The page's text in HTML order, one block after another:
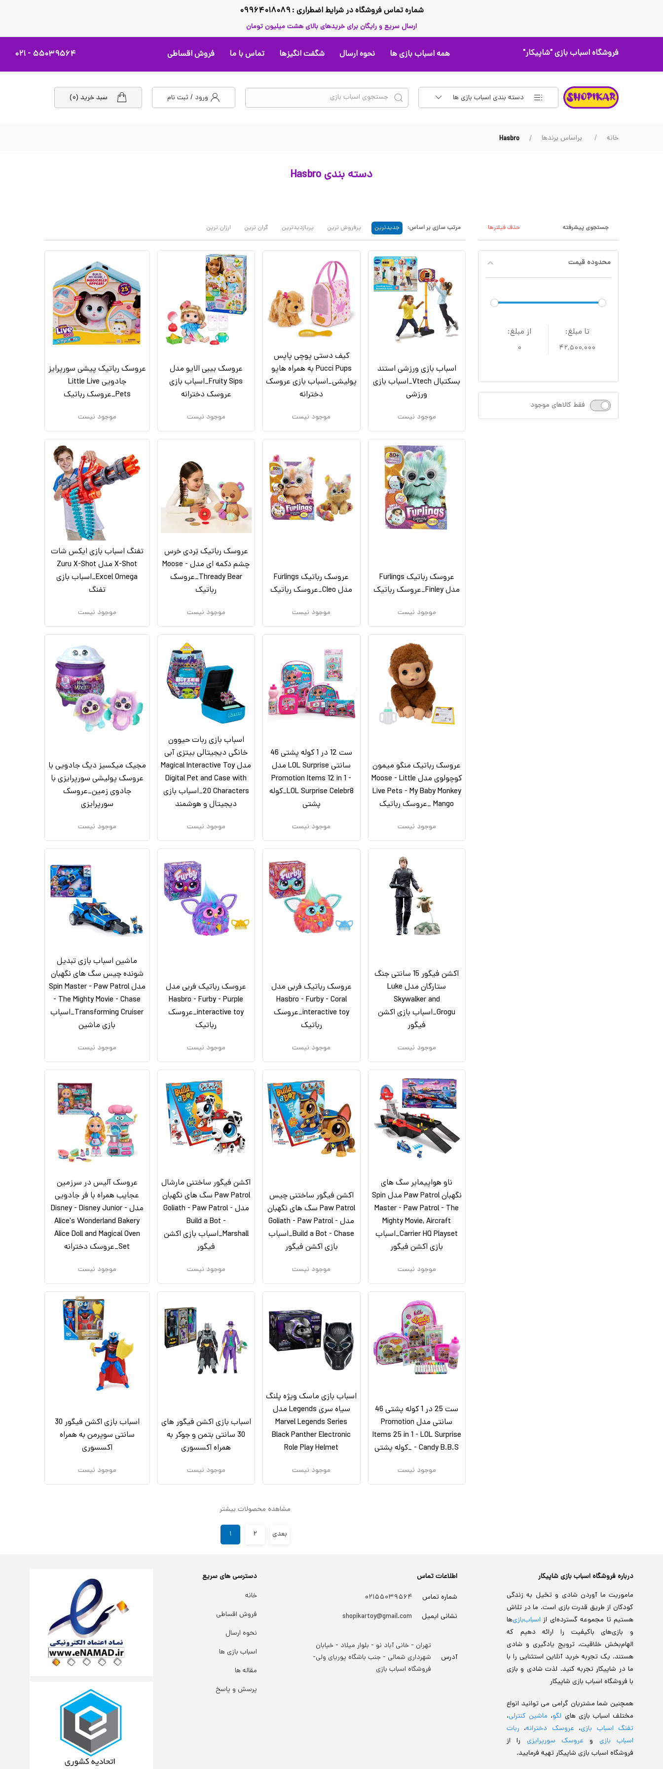
شماره تماس فروشگاه در شرایط اضطراری : ۰۹۹۶۴۰۱۸۰۸۹
ارسال سریع و رایگان برای خریدهای بالای هشت میلیون تومان
فروشگاه اسباب بازی"شاپیکار" همه اسباب بازی ها نحوه ارسال شگفت انگیزها تماس با ما فروش اقساطی ۵۵۰۳۹۵۶۴ - ۰۲۱
دسته بندی اسباب بازی ها ورود / ثبت نام سبد خرید (۰)
خانه براساس برندها Hasbro
دسته بندی Hasbro
جستجوی پیشرفته حذف فیلترها
محدوده قیمت
از مبلغ:
۰
تا مبلغ:
۴۲,۵۰۰,۰۰۰
فقط کالاهای موجود
مرتب سازی بر اساس: جدیدترین پرفروش ترین پربازدیدترین گران ترین ارزان ترین
اسباب بازی ورزشی استند
بسکتبال Vtech_اسباب بازی
ورزشی
موجود نیست
کیف دستی پوچی پاپس
Pucci Pups به همراه هاپو
پولیشی_اسباب بازی عروسک
دخترانه
موجود نیست
عروسک بیبی الایو مدل
Fruity Sips_اسباب بازی
عروسک دخترانه
موجود نیست
عروسک رباتیک پیشی سورپرایز
جادویی Little Live
Pets_عروسک رباتیک
موجود نیست
عروسک رباتیک Furlings
مدل Finley_عروسک رباتیک
موجود نیست
عروسک رباتیک Furlings
مدل Cleo_عروسک رباتیک
موجود نیست
عروسک رباتیک تِردی خرس
چشم دکمه ای مدل Moose -
Thready Bear_عروسک
رباتیک
موجود نیست
تفنگ اسباب بازی ایکس شات
X-Shot مدل Zuru X-Shot
Excel Omega_اسباب بازی
تفنگ
موجود نیست
عروسک رباتیک منگو میمون
کوچولوی مدل Moose - Little
Live Pets - My Baby Monkey
Mango _عروسک رباتیک
موجود نیست
ست 12 در 1 کوله پشتی 46
سانتی LOL Surprise مدل
Promotion Items 12 in 1 -
LOL Surprise Celebr8_کوله
پشتی
موجود نیست
اسباب بازی ربات حیوون
خانگی دیجیتالی بیتزی آبی
مدل Magical Interactive Toy
Digital Pet and Case with
20 Characters_اسباب بازی
دیجیتال و هوشمند
موجود نیست
مجیک میکسیز دیگ جادویی با
عروسک پولیشی سورپرایزی با
جادوی زمین_عروسک
سورپرایزی
موجود نیست
اکشن فيگور 15 سانتی جنگ
ستارگان مدل Luke
Skywalker and
Grogu_اسباب بازی اکشن
فیگور
موجود نیست
عروسک رباتیک فربی مدل
Hasbro - Furby - Coral
interactive toy_عروسک
رباتیک
موجود نیست
عروسک رباتیک فربی مدل
Hasbro - Furby - Purple
interactive toy_عروسک
رباتیک
موجود نیست
ماشین اسباب بازی تبدیل
شونده چیس سگ های نگهبان
مدل Spin Master - Paw Patrol
- The Mighty Movie - Chase
Transforming Cruiser_اسباب
بازی ماشین
موجود نیست
ناو هواپیمابر سگ‌ های
نگهبان Paw Patrol مدل Spin
Master - Paw Patrol - The
Mighty Movie, Aircraft
Carrier HQ Playset_اسباب
بازی اکشن فیگور
موجود نیست
اکشن فیگور ساختنی چیس
Paw Patrol سگ های نگهبان
مدل Goliath - Paw Patrol -
Build a Bot - Chase_اسباب
بازی اکشن فیگور
موجود نیست
اکشن فیگور ساختنی مارشال
Paw Patrol سگ های نگهبان
مدل Goliath - Paw Patrol -
Build a Bot -
Marshall_اسباب بازی اکشن
فیگور
موجود نیست
عروسک آلیس در سرزمین
عجایب همراه با فر جادویی
مدل Disney - Disney Junior -
Alice's Wonderland Bakery
Alice Doll and Magical Oven
Set_عروسک دخترانه
موجود نیست
ست 25 در 1 کوله پشتی 46
سانتی مدل Promotion
Items 25 in 1 - LOL Surprise
- Candy B.B.S _کوله پشتی
موجود نیست
اسباب بازی ماسک ویژه پلنگ
سیاه سری Legends مدل
Marvel Legends Series
Black Panther Electronic
Role Play Helmet
موجود نیست
اسباب بازی اکشن فیگور های
30 سانتی بتمن و جوکر به
همراه اکسسوری
موجود نیست
اسباب بازی اکشن فیگور 30
سانتی سوپرمن به همراه
اکسسوری
موجود نیست
مشاهده محصولات بیشتر
۱ ۲ بعدی
درباره فروشگاه اسباب بازی شاپیکار
ماموریت ما آوردن شادی و تخیل به زندگی
کودکان از طریق قدرت بازی است. ما در تلاش
هستیم تا مجموعه گسترده‌ای از اسباب‌بازی‌ها
و بازی‌های باکیفیت را ارائه دهیم که
الهام‌بخش خلاقیت، ترویج یادگیری و شادی
هستند. یک تجربه خرید آنلاین استثنایی را با
ما در شاپیکار تجربه کنید. لذت شادی و بازی
با فروشگاه اسباب بازی شاپیکار
همچنین شما مشتریان گرامی می توانید انواع
مختلف اسباب بازی های لگو، ماشین کنترلی،
تفنگ اسباب بازی، عروسک دخترانه، ربات
اسباب بازی و عروسک سورپرایزی را از
فروشگاه اسباب بازی شاپیکار تهیه فرمایید.
اطلاعات تماس
شماره تماس
۰۲۱۵۵۰۳۹۵۶۴
نشانی ایمیل
shopikartoy@gmail.com
آدرس
تهران - خانی آباد نو - بلوار میلاد - خیابان
شهرداری شمالی - جنب باشگاه پوریای ولی-
فروشگاه اسباب بازی
دسترسی های سریع
خانه
فروش اقساطی
نحوه ارسال
اسباب بازی ها
مقاله ها
پرسش و پاسخ